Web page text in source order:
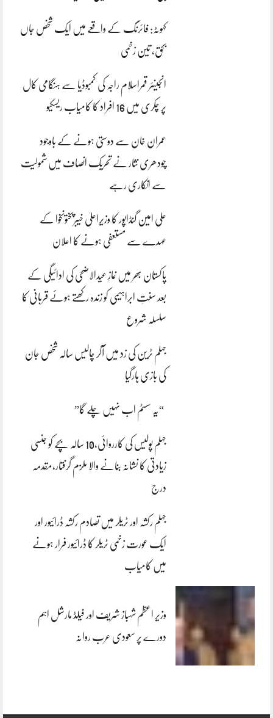
کہوٹہ: فائرنگ کے واقعے میں ایک شخص جاں
بحق، تین زخمی
انجینئر قمراسلام راجہ کی کمبوڈیا سے ہنگامی کال
پر چکری میں 16 افراد کا کامیاب ریسکیو
عمران خان سے دوستی ہونے کے باوجود
چودھری نثار نے تحریک انصاف میں شمولیت
سے انکاری رہے
علی امین گنڈاپور کا وزیراعلیٰ خیبرپختونخوا کے
عہدے سے مستعفی ہونے کا اعلان
پاکستان بھر میں نمازِ عیدالاضحی کی ادائیگی کے
بعد سنتِ ابراہیمی کو زندہ رکھتے ہوئے قربانی کا
سلسلہ شروع
جہلم ٹرین کی زد میں آکر چالیس سالہ شخص جان
کی بازی ہارگیا
“یہ سسٹم اب نہیں چلے گا”
جہلم پولیس کی کارروائی،10 سالہ بچے کو جنسی
زیادتی کا نشانہ بنانے والا ملزم گرفتار،مقدمہ
درج
جہلم رکشہ اور ٹریلر میں تصادم رکشہ ڈرائیور اور
ایک عورت زخمی ٹریلر کا ڈرائیور فرار ہونے
میں کامیاب
وزیر اعظم شہباز شریف اور فیلڈ مارشل اہم
دورے پر سعودی عرب روانہ